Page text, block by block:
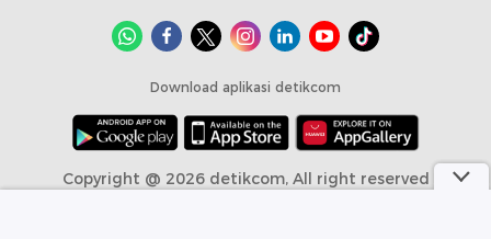
Download aplikasi detikcom
Copyright @ 2026 detikcom, All right reserved